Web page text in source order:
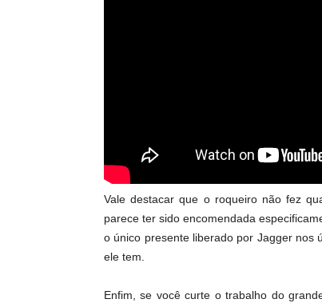
Vale destacar que o roqueiro não fez
parece ter sido encomendada
o único presente liberado por Jagger nos
ele tem.
Enfim, se você curte o trabalho do